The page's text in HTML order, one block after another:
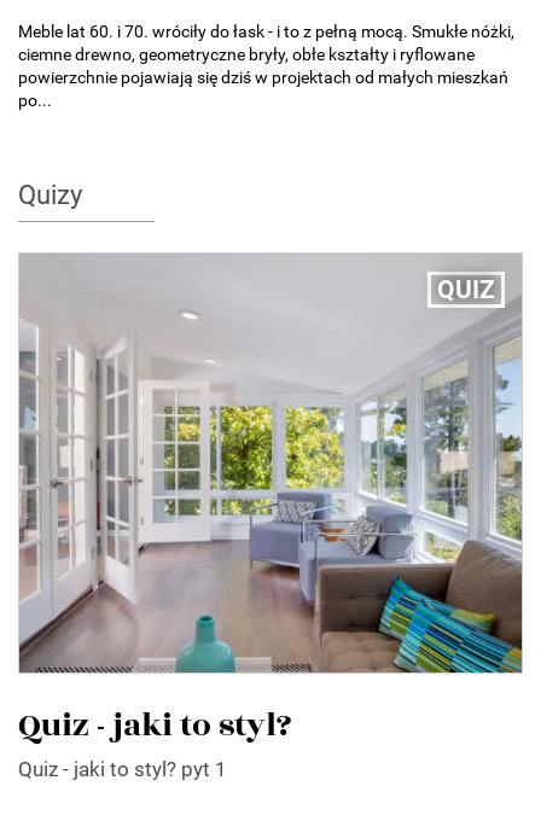
Meble lat 60. i 70. wróciły do łask - i to z pełną mocą. Smukłe nóżki,
ciemne drewno, geometryczne bryły, obłe kształty i ryflowane
powierzchnie pojawiają się dziś w projektach od małych mieszkań
po...
Quizy
QUIZ
Quiz - jaki to styl?
Quiz - jaki to styl? pyt 1